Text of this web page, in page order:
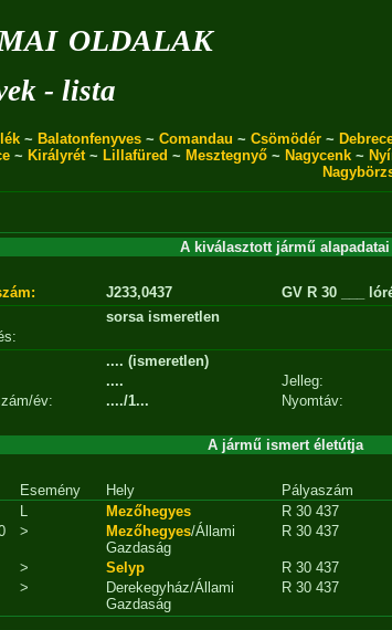
oldalak
- lista
~ Balatonfenyves ~ Comandau ~ Csömödér ~
~ Királyrét~ Lillafüred ~ Mesztegnyő~ Nagycenk~
A kiválasztott jármű alapadatai
J233,0437
GV R 30 ___
sorsa ismeretlen
.... (ismeretlen)
.... Jelleg:
év:
..../1... Nyomtáv:
A jármű ismert életútja
Esemény Hely Pályaszám
L Mezőhegyes
R 30 437
> Mezőhegyes/Állami
Gazdaság
R 30 437
> Selyp
R 30 437
>
Derekegyház/Állami
Gazdaság
R 30 437